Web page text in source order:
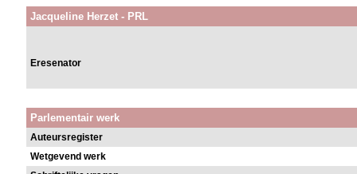
Jacqueline Herzet - PRL
Eresenator
Parlementair werk
Auteursregister
Wetgevend werk